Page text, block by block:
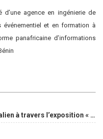
agence en ingénierie de
et en formation à
panafricaine d’informations
Explorer le vestibule malien à travers l’exposition « Maaya Bulon »